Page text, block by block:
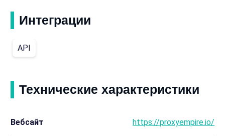
Интеграции
API
Технические характеристики
Вебсайт https://proxyempire.io/